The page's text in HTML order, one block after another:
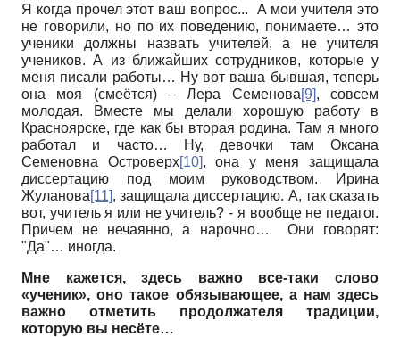
Я когда прочел этот ваш вопрос... А мои учителя это
не говорили, но по их поведению, понимаете… это
ученики должны назвать учителей, а не учителя
учеников. А из ближайших сотрудников, которые у
меня писали работы… Ну вот ваша бывшая, теперь
она моя (смеётся) – Лера Семенова[9], совсем
молодая. Вместе мы делали хорошую работу в
Красноярске, где как бы вторая родина. Там я много
работал и часто… Ну, девочки там Оксана
Семеновна Островерх[10], она у меня защищала
диссертацию под моим руководством. Ирина
Жуланова[11], защищала диссертацию. А, так сказать
вот, учитель я или не учитель? - я вообще не педагог.
Причем не нечаянно, а нарочно… Они говорят:
"Да"… иногда.
Мне кажется, здесь важно все-таки слово
«ученик», оно такое обязывающее, а нам здесь
важно отметить продолжателя традиции,
которую вы несёте…